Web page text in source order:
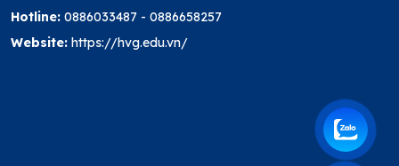
Hotline: 0886033487 - 0886658257
Website: https://hvg.edu.vn/